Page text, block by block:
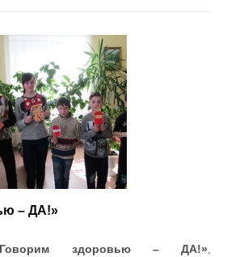
– ДА!»
«Говорим здоровью – ДА!»